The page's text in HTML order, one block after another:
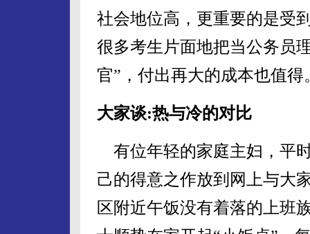
社会地位高，更重要的是受
很多考生片面地把当公务员
官”，付出再大的成本也值得
大家谈:热与冷的对比
有位年轻的家庭主妇，平
己的得意之作放到网上与大
区附近午饭没有着落的上班